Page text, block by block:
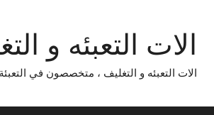
contentالات التعبئه و
الات التعبئه و التغليف ، متخصصون في التعبئة والتغليف ، محتوي